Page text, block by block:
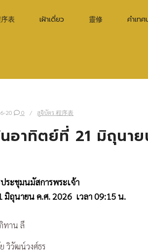
表 เฝ้าเดี่ยว 靈修 คำเทศ
20 0 สูจิบัตร 程序表
อาทิตย์ที่ 21 มิถุนา
ระชุมนมัสการพระเจ้า
มิถุนายน ค.ศ. 2026 เวลา 09:15 น.
อภิทาน ลี
ย วิวัฒน์วงศ์ธร